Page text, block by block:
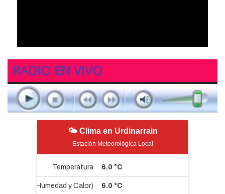
RADIO EN VIVO
🌤 Clima en Urdinarrain
Estación Meteorológica Local